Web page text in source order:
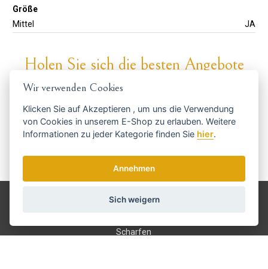
Größe
Mittel
JA
Holen Sie sich die besten Angebote
rechtzeitig ...
Wir senden einmal pro Woche Nachrichten und Rabatte.
Scharfen
Wir verwenden Cookies
Klicken Sie auf Akzeptieren , um uns die Verwendung
von Cookies in unserem E-Shop zu erlauben. Weitere
Informationen zu jeder Kategorie finden Sie hier.
Annehmen
Sich weigern